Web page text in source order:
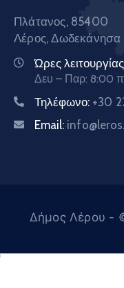
Πλάτανος, 85400
Λέρος, Δωδεκάνησα
Ώρες
Δευ – Παρ: 8:00
Τηλέφωνο: +30
Email:
Δήμος Λέρου -